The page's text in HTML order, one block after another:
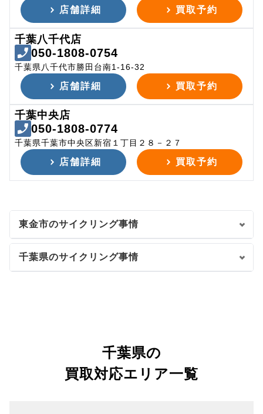
店舗詳細 買取予約
千葉八千代店
050-1808-0754
千葉県八千代市勝田台南1-16-32
店舗詳細 買取予約
千葉中央店
050-1808-0774
千葉県千葉市中央区新宿１丁目２８－２７
店舗詳細 買取予約
東金市のサイクリング事情
千葉県のサイクリング事情
千葉県の
買取対応エリア一覧